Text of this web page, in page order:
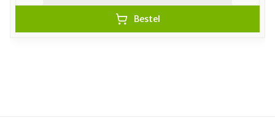
Bestel